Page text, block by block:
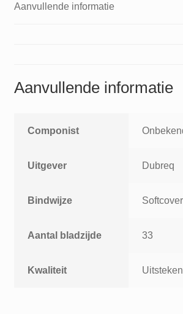
Aanvullende informatie
Aanvullende informatie
Componist
Uitgever Dubreq
Bindwijze Softcover
Aantal bladzijde 33
Kwaliteit